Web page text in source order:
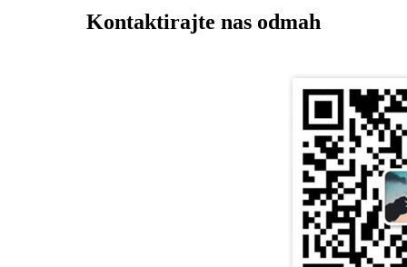
Kontaktirajte nas odmah